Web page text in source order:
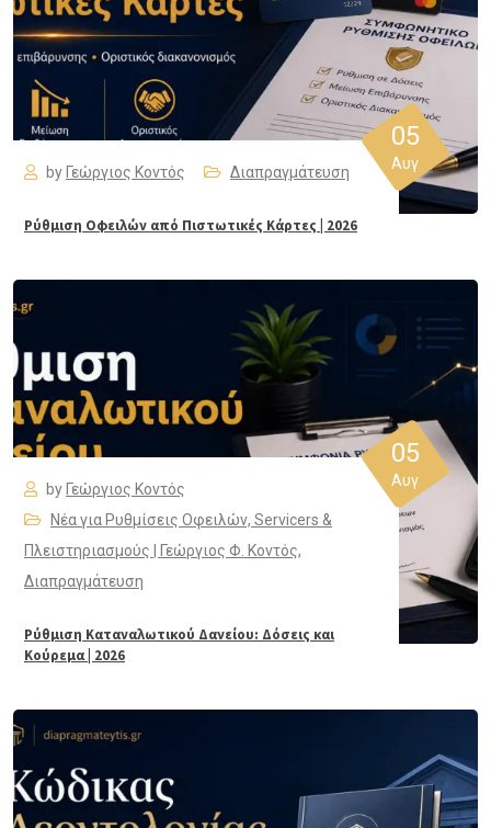
byΓεώργιος Κοντός Διαπραγμάτευση
Ρύθμιση Οφειλών από Πιστωτικές Κάρτες | 2026
05
Αυγ
by Γεώργιος Κοντός
Νέα για Ρυθμίσεις Οφειλών, Servicers &
Πλειστηριασμούς | Γεώργιος Φ. Κοντός,
Διαπραγμάτευση
Ρύθμιση Καταναλωτικού Δανείου: Δόσεις και
Κούρεμα | 2026
05
Αυγ